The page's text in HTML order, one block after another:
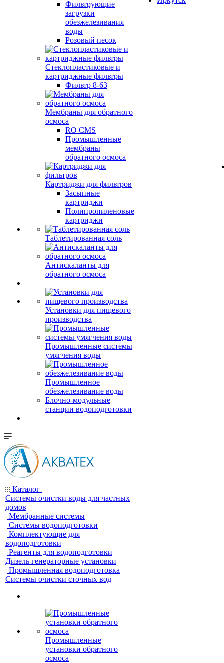
Фильтрующие
загрузки
обезжелезивания
воды
Розовый песок
Стеклопластиковые и
картриджные фильтры
Фильтр 8-63
Мембраны для обратного
осмоса
RO CMS
Промышленные
мембраны
обратного осмоса
Картриджи для фильтров
Засыпные
картриджи
Полипропиленовые
картриджи
Таблетированная соль
Антискаланты для
обратного осмоса
Установки для пищевого
производства
Промышленные системы
умягчения воды
Промышленное
обезжелезивание воды
Блочно-модульные
станции водоподготовки
Каталог
Системы очистки воды для частных
домов
Мембранные системы
Системы водоподготовки
Комплектующие для
водоподготовки
Реагенты для водоподготовки
Дизель генераторные установки
Промышленная водоподготовка
Системы очистки сточных вод
Промышленные
установки обратного
осмоса